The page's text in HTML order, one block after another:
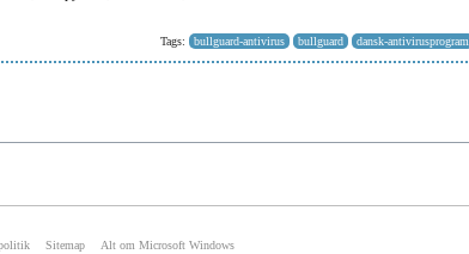
Tags: bullguard-antivirus bullguard dansk-antivirusprogram
Sitemap Alt om Microsoft Windows